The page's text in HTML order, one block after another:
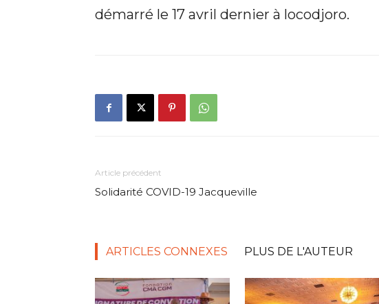
démarré le 17 avril dernier à locodjoro.
Article précédent
Solidarité COVID-19 Jacqueville
ARTICLES CONNEXES PLUS DE L'AUTEUR